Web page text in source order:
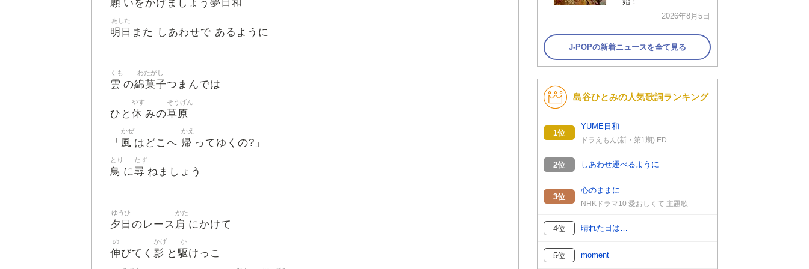
願 いをかけましょう 夢日和
明日
あした
また しあわせで あるように
雲
くも
の綿菓子
わたがし
つまんでは
ひと 休
やす
みの草原
そうげん
「 風
かぜ
はどこへ 帰
かえ
ってゆくの?」
鳥
とり
に尋
たず
ねましょう
夕日
ゆうひ
のレース 肩
かた
にかけて
伸
の
びてく 影
かげ
と駆
か
けっこ
2026年8月5日
J-POPの新着ニュースを全て見る
島谷ひとみの人気歌詞ランキング
1位
YUME日和
ドラえもん(新・第1期) ED
2位 しあわせ運べるように
3位
心のままに
NHKドラマ10 愛おしくて 主題歌
4位 晴れた日は…
5位 moment